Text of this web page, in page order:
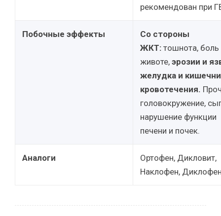
рекомендован при
Побочные эффекты
Со стороны
ЖКТ: тошнота, боль
животе, эрозии и
желудка и
кровотечения.
головокружение,
нарушение функции
печени и почек.
Аналоги
Ортофен, Дикловит,
Наклофен,